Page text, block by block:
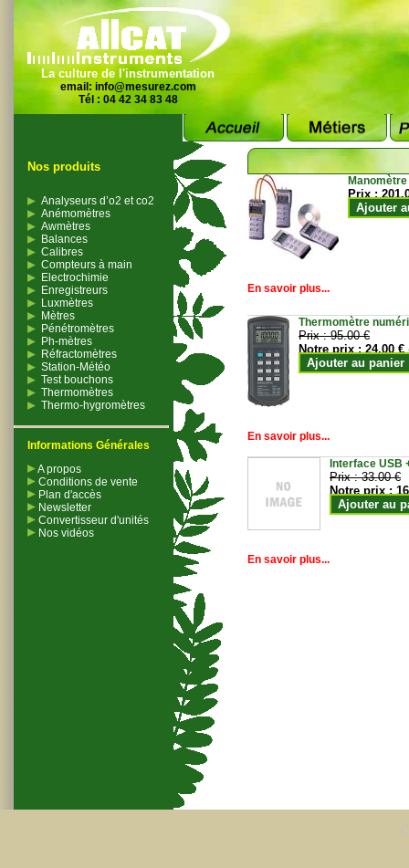
La culture de l'instrumentation
email: info@mesurez.com
Tél : 04 42 34 83 48
Nos produits
Analyseurs d’o2 et co2
Anémomètres
Awmètres
Balances
Calibres
Compteurs à main
Electrochimie
Enregistreurs
Luxmètres
Mètres
Pénétromètres
Ph-mètres
Réfractomètres
Station-Météo
Test bouchons
Thermomètres
Thermo-hygromètres
Informations Générales
A propos
Conditions de vente
Plan d'accès
Newsletter
Convertisseur d'unités
Nos vidéos
Prix :
Ajouter
En savoir plus...
Thermomètre
Prix :95.00 €
Notre prix :24.00 €
Ajouter au panier
En savoir plus...
Interface USB
Prix :33.00 €
Notre prix :
Ajouter au
En savoir plus...